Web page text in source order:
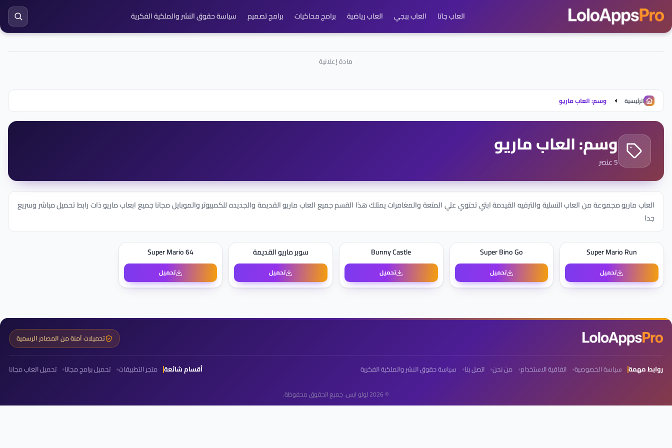
العاب جاتا العاب ببجي العاب رياضية برامج محاكيات برامج تصميم سياسة حقوق النشر والملكية الفكرية
الرئيسية وسم: العاب ماريو
وسم: العاب ماريو
5 عنصر
العاب ماريو مجموعة من العاب التسلية والترفيه القيدمة ابتي تحتوي علي المتعة والمغامرات يمتلك هذا القسم جميع العاب ماريو القديمة والجديده للكمبيوتر والموبايل مجانا جميع ابعاب ماريو ذات رابط تحميل مباشر وسريع
جدا
Super Mario Run
تحميل
Super Bino Go
تحميل
Bunny Castle
تحميل
سوبر ماريو القديمة
تحميل
Super Mario 64
تحميل
تحميلات آمنة من المصادر الرسمية
روابط مهمة سياسة الخصوصية اتفاقية الاستخدام من نحن اتصل بنا سياسة حقوق النشر والملكية الفكرية أقسام شائعة متجر التطبيقات تحميل برامج مجانا تحميل العاب مجانا
© 2026 لولو ابس. جميع الحقوق محفوظة.